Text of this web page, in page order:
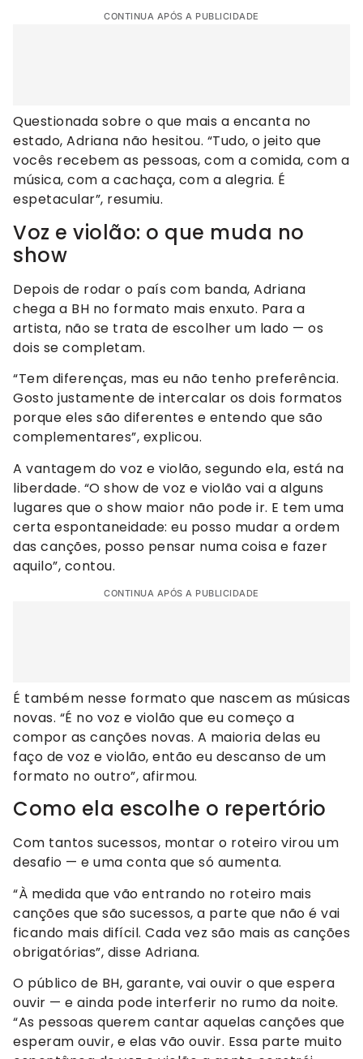
CONTINUA APÓS A PUBLICIDADE
Questionada sobre o que mais a encanta no
estado, Adriana não hesitou. “Tudo, o jeito que
vocês recebem as pessoas, com a comida, com a
música, com a cachaça, com a alegria. É
espetacular”, resumiu.
Voz e violão: o que muda no
show
Depois de rodar o país com banda, Adriana
chega a BH no formato mais enxuto. Para a
artista, não se trata de escolher um lado — os
dois se completam.
“Tem diferenças, mas eu não tenho preferência.
Gosto justamente de intercalar os dois formatos
porque eles são diferentes e entendo que são
complementares”, explicou.
A vantagem do voz e violão, segundo ela, está na
liberdade. “O show de voz e violão vai a alguns
lugares que o show maior não pode ir. E tem uma
certa espontaneidade: eu posso mudar a ordem
das canções, posso pensar numa coisa e fazer
aquilo”, contou.
CONTINUA APÓS A PUBLICIDADE
É também nesse formato que nascem as músicas
novas. “É no voz e violão que eu começo a
compor as canções novas. A maioria delas eu
faço de voz e violão, então eu descanso de um
formato no outro”, afirmou.
Como ela escolhe o repertório
Com tantos sucessos, montar o roteiro virou um
desafio — e uma conta que só aumenta.
“À medida que vão entrando no roteiro mais
canções que são sucessos, a parte que não é vai
ficando mais difícil. Cada vez são mais as canções
obrigatórias”, disse Adriana.
O público de BH, garante, vai ouvir o que espera
ouvir — e ainda pode interferir no rumo da noite.
“As pessoas querem cantar aquelas canções que
esperam ouvir, e elas vão ouvir. Essa parte muito